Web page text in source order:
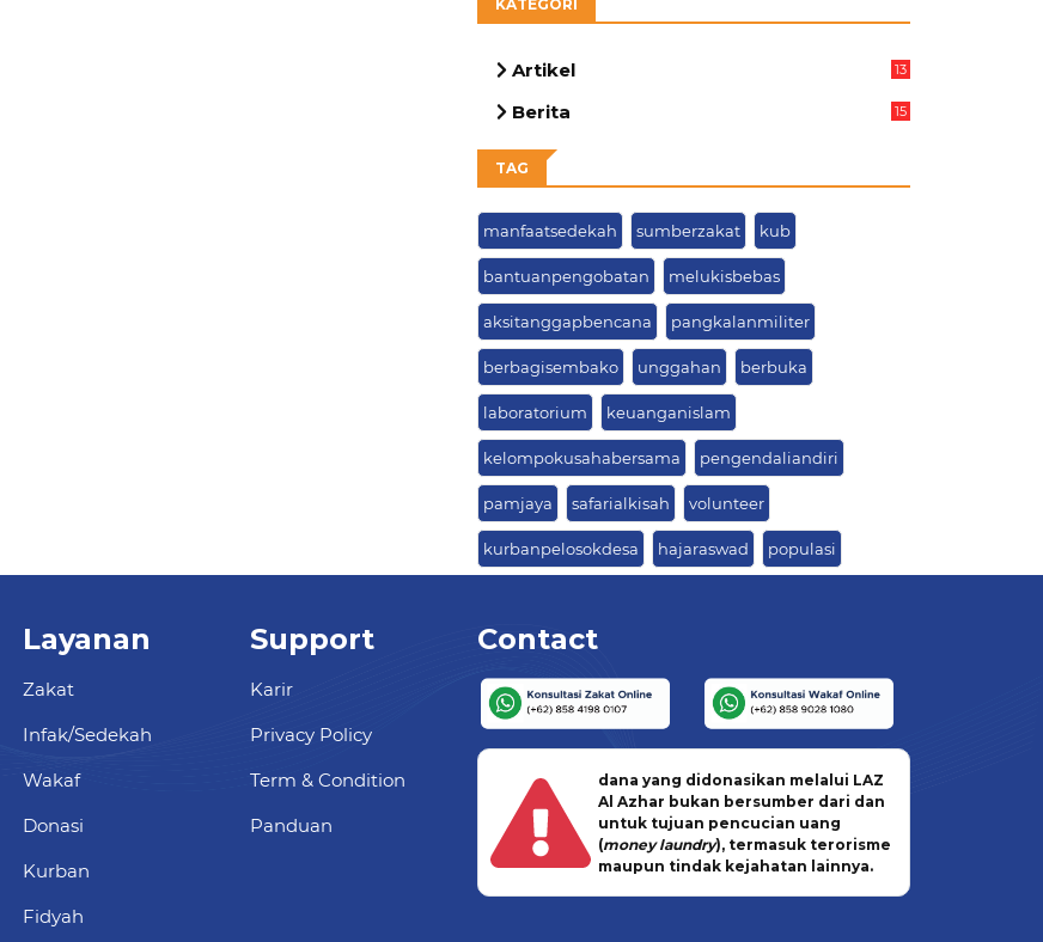
KATEGORI
Artikel
13
Berita
15
TAG
manfaatsedekah sumberzakat kub
bantuanpengobatan melukisbebas
aksitanggapbencana pangkalanmiliter
berbagisembako unggahan berbuka
laboratorium keuanganislam
kelompokusahabersama pengendaliandiri
pamjaya safarialkisah volunteer
kurbanpelosokdesa hajaraswad populasi
Layanan
Zakat
Infak/Sedekah
Wakaf
Donasi
Kurban
Fidyah
Support
Karir
Privacy Policy
Term & Condition
Panduan
Contact
dana yang didonasikan melalui LAZ
Al Azhar bukan bersumber dari dan
untuk tujuan pencucian uang
(money laundry), termasuk terorisme
maupun tindak kejahatan lainnya.